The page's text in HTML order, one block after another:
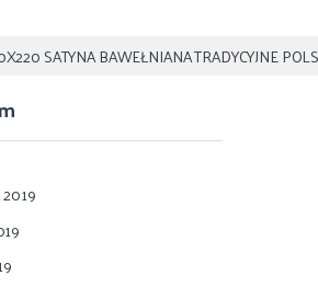
SATYNA BAWEŁNIANA TRADYCYJNE